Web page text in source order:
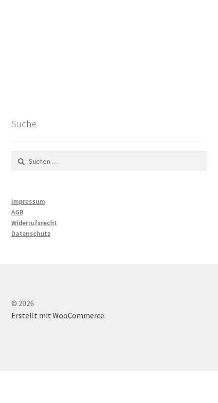
Suche
Suchen
nach:
Impressum
AGB
Widerrufsrecht
Datenschutz
© 2026
Erstellt mit WooCommerce.